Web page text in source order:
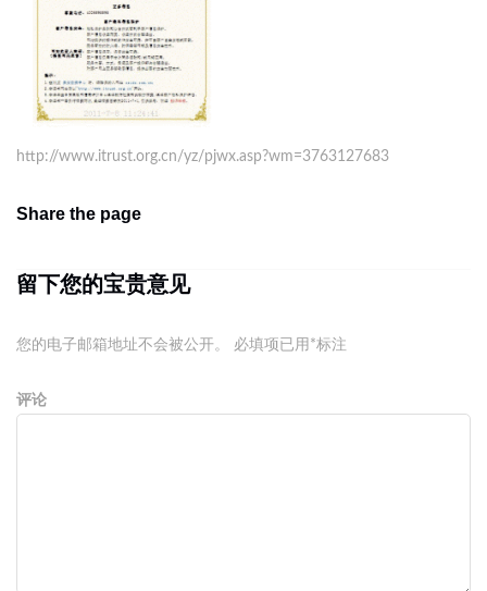
http://www.itrust.org.cn/yz/pjwx.asp?wm=3763127683
Share the page
留下您的宝贵意见
您的电子邮箱地址不会被公开。 必填项已用 *标注
评论